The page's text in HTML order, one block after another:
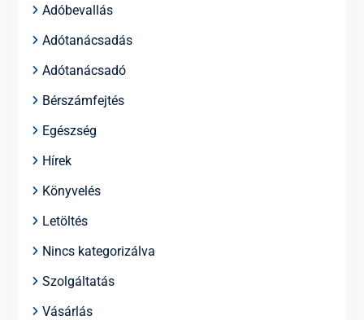
Adóbevallás
Adótanácsadás
Adótanácsadó
Bérszámfejtés
Egészség
Hírek
Könyvelés
Letöltés
Nincs kategorizálva
Szolgáltatás
Vásárlás